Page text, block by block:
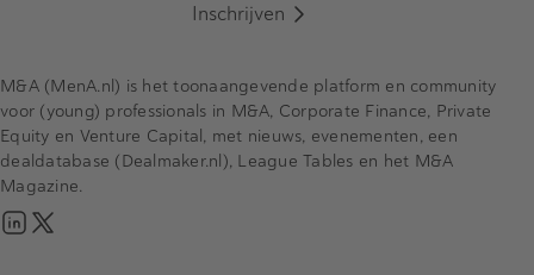
Inschrijven
M&A (MenA.nl) is het toonaangevende platform en community
voor (young) professionals in M&A, Corporate Finance, Private
Equity en Venture Capital, met nieuws, evenementen, een
dealdatabase (Dealmaker.nl), League Tables en het M&A
Magazine.